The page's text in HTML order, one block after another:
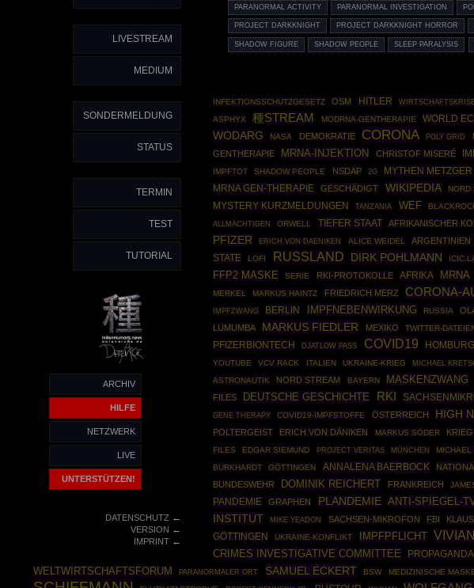
LIVESTREAM
MEDIUM
SONDERMELDUNG
STATUS
TERMIN
TEST
TUTORIAL
ARCHIV
HILFE
NETZWERK
LIVE
UNTERSTÜTZEN!
DATENSCHUTZ←
VERSION ←
IMPRINT←
PARANORMAL ACTIVITY PARANORMAL INVESTIGATION
PROJECT DARKKNIGHT PROJECT DARKKNIGHT HORROR
SHADOW FIGURE SHADOW PEOPLE SLEEP PARALYSIS
INFEKTIONSSCHUTZGESETZ OSM HITLER
ASPHYX
種STREAM MODRNA-GENTHERAPIE WORLD
WODARG
NASA DEMOKRATIE CORONA POLY GRID
GENTHERAPIE MRNA-INJEKTION CHRISTOF MISERÉ
IMPFTOT SHADOW PEOPLE NSDAP 2G MYTHEN METZGER
MRNA GEN-THERAPIE GESCHÄDIGT WIKIPEDIA NORD
MYSTERY KURZMELDUNGEN TANZANIA WEF
ALLMÄCHTIGEN ORWELL TIEFER STAAT AFRIKANISCHER
PFIZER ERICH VON DAENIKEN ALICE WEIDEL ARGENTINIEN
STATE
LOFI RUSSLAND DIRK POHLMANN
FFP2 MASKE SERIE RKI-PROTOKOLLE AFRIKA MRNA
MERKEL
MARKUS HAINTZ FRIEDRICH MERZ CORONA-
IMPFZWANG BERLIN IMPFNEBENWIRKUNG RUSSIA
LUMUMBA
MARKUS FIEDLER MEXIKO TWITTER-
PFIZERBIONTECH DJATLOW PASS COVID19
YOUTUBE VCV RACK ITALIEN UKRAINE-KRIEG MICHAEL
ASTRONAUTIK
NORD STREAM BAYERN MASKENZWANG
FILES
DEUTSCHE GESCHICHTE RKI
GENE THERAPY
COVID19-IMPFSTOFFE ÖSTERREICH HIGH
POLTERGEIST ERICH VON DÄNIKEN MARKUS SÖDER KRIEG
FILES
EDGAR SIEMUND PROJECT VERITAS MÜNCHEN MICHAEL
BURKHARDT
GÖTTINGEN ANNALENA BAERBOCK
BUNDESWEHR DOMINIK REICHERT FRANKREICH
PANDEMIE
GRAPHEN PLANDEMIE ANTI-SPIEGEL-
INSTITUT
MIKE YEADON SACHSEN-MIKROFON FBI
GÖTTINGEN
UKRAINE-KONFLIKT IMPFPFLICHT
CRIMES INVESTIGATIVE COMMITTEE
PROPAGANDA
WELTWIRTSCHAFTSFORUM PARANORMALER ORT SAMUEL ECKERT BSW MEDIZINISCHE